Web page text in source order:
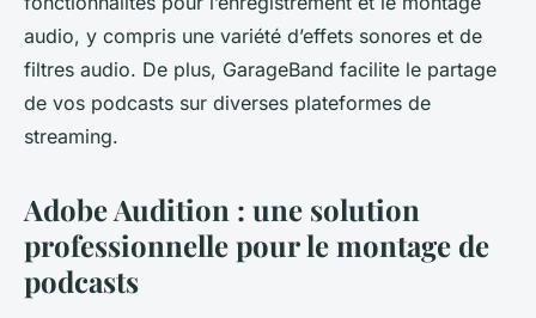
audio, y compris une variété d’effets sonores et de
filtres audio. De plus, GarageBand facilite le partage
de vos podcasts sur diverses plateformes de
streaming.
Adobe Audition : une solution
professionnelle pour le montage de
podcasts